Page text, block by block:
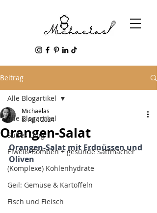
Beitrag
Alle Blogartikel
Süßes Ding
Eiweiß-Bomben + gesunde Sattmacher
(Komplexe) Kohlenhydrate
Geil: Gemüse & Kartoffeln
Fisch und Fleisch
Alle Blogartikel
Orangen-Salat
Michaelas
8. Apr. 2024
Orangen-Salat mit Erdnüssen und
Oliven